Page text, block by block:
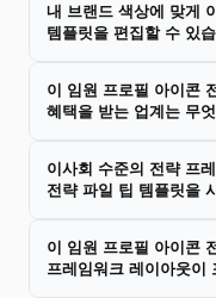
내 브랜드 색상에 맞게
템플릿을 편집할 수 있
이 임원 프로필 아이콘
혜택을 받는 업계는 무
이사회 수준의 전략 프
전략 파일 팁 템플릿을
이 임원 프로필 아이콘
프레임워크 레이아웃이